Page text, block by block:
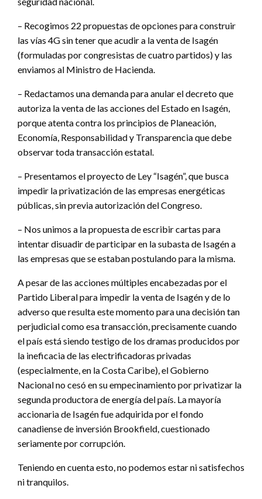
– Recogimos 22 propuestas de opciones para construir
las vías 4G sin tener que acudir a la venta de Isagén
(formuladas por congresistas de cuatro partidos) y las
enviamos al Ministro de Hacienda.
– Redactamos una demanda para anular el decreto que
autoriza la venta de las acciones del Estado en Isagén,
porque atenta contra los principios de Planeación,
Economía, Responsabilidad y Transparencia que debe
observar toda transacción estatal.
– Presentamos el proyecto de Ley “Isagén”, que busca
impedir la privatización de las empresas energéticas
públicas, sin previa autorización del Congreso.
– Nos unimos a la propuesta de escribir cartas para
intentar disuadir de participar en la subasta de Isagén a
las empresas que se estaban postulando para la misma.
A pesar de las acciones múltiples encabezadas por el
Partido Liberal para impedir la venta de Isagén y de lo
adverso que resulta este momento para una decisión tan
perjudicial como esa transacción, precisamente cuando
el país está siendo testigo de los dramas producidos por
la ineficacia de las electrificadoras privadas
(especialmente, en la Costa Caribe), el Gobierno
Nacional no cesó en su empecinamiento por privatizar la
segunda productora de energía del país. La mayoría
accionaria de Isagén fue adquirida por el fondo
canadiense de inversión Brookfield, cuestionado
seriamente por corrupción.
Teniendo en cuenta esto, no podemos estar ni satisfechos
ni tranquilos.